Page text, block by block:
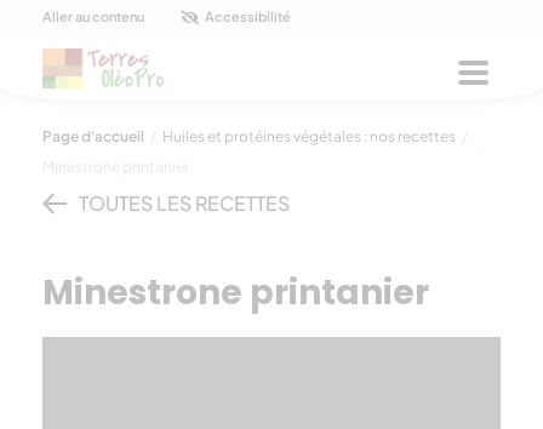
Panneau de gestion des cookies
Aller au contenu Accessibilité
Page d'accueil / Huiles et protéines végétales : nos recettes /
Minestrone printanier
TOUTES LES RECETTES
Minestrone printanier